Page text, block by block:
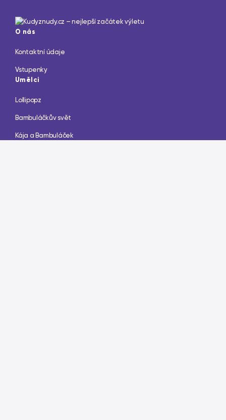
O nás
Kontaktní údaje
Vstupenky
Umělci
Lollipopz
Bambuláčkův svět
Kája a Bambuláček